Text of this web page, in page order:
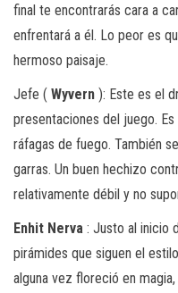
final te encontrarás cara a
enfrentará a él. Lo peor es
hermoso paisaje.
Jefe ( Wyvern ): Este es el
presentaciones del juego.
ráfagas de fuego. También
garras. Un buen hechizo
relativamente débil y no
Enhit Nerva : Justo al inicio
pirámides que siguen el
alguna vez floreció en